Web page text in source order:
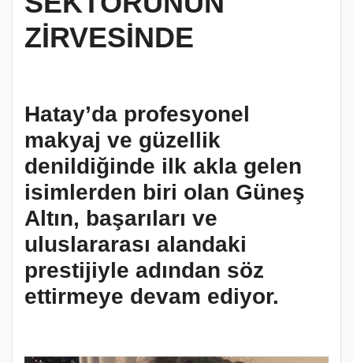
ZİRVESİNDE
Hatay’da profesyonel
makyaj ve güzellik
denildiğinde ilk akla gelen
isimlerden biri olan Güneş
Altın, başarıları ve
uluslararası alandaki
prestijiyle adından söz
ettirmeye devam ediyor.